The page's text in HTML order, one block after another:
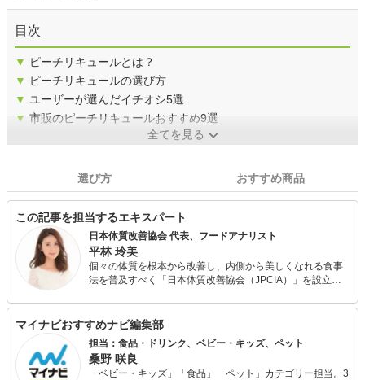
目次
▼ ピーチリキュールとは？
▼ ピーチリキュールの選び方
▼ ユーザーが選んだイチオシ5選
▼ 市販のピーチリキュールおすすめ9選
全てを見る
選び方 おすすめ商品
この記事を担当するエキスパート
日本体質改善協会 代表、フードアナリスト
平林 玲美
個々の体質を根本から改善し、内側から美しくなれる食事
法を普及すべく「日本体質改善協会（JPCIA）」を設立。
サロンと提携し、体質改善を目的とする食事指導を行う。
また、各種メディアにて食にまつわる美容・健康情報や今
日から取り入れられる簡単ダイエット・体質改善メソッド
を発信している。 フードアナリスト協会主催・食の親善大
使「第4回食のなでしこ」グランプリ受賞。
マイナビおすすめナビ編集部
担当：食品・ドリンク、ベビー・キッズ、ペット
桑野 咲良
「ベビー・キッズ」「食品」「ペット」カテゴリー担当。3